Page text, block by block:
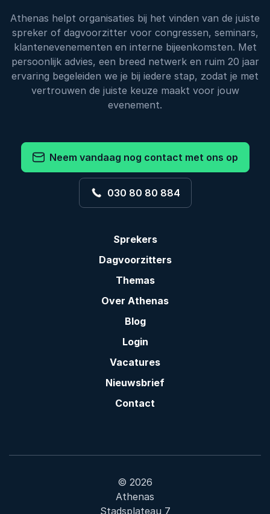
Athenas helpt organisaties bij het vinden van de juiste
spreker of dagvoorzitter voor congressen, seminars,
klantenevenementen en interne bijeenkomsten. Met
persoonlijk advies, een breed netwerk en ruim 20 jaar
ervaring begeleiden we je bij iedere stap, zodat je met
vertrouwen de juiste keuze maakt voor jouw
evenement.
Neem vandaag nog contact met ons op
030 80 80 884
Sprekers
Dagvoorzitters
Themas
Over Athenas
Blog
Login
Vacatures
Nieuwsbrief
Contact
© 2026
Athenas
Stadsplateau 7